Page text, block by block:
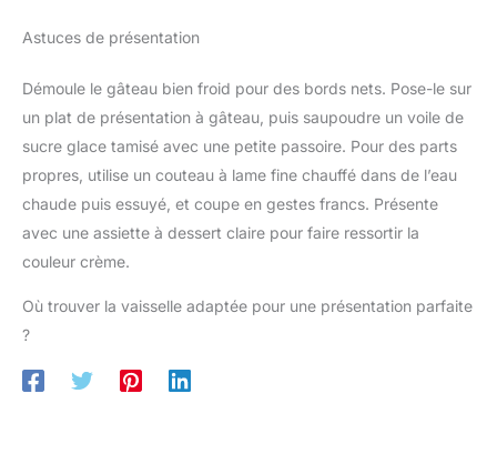
Astuces de présentation
Démoule le gâteau bien froid pour des bords nets. Pose-le sur
un plat de présentation à gâteau, puis saupoudre un voile de
sucre glace tamisé avec une petite passoire. Pour des parts
propres, utilise un couteau à lame fine chauffé dans de l’eau
chaude puis essuyé, et coupe en gestes francs. Présente
avec une assiette à dessert claire pour faire ressortir la
couleur crème.
Où trouver la vaisselle adaptée pour une présentation parfaite
?